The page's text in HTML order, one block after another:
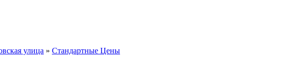
улица » Стандартные Цены